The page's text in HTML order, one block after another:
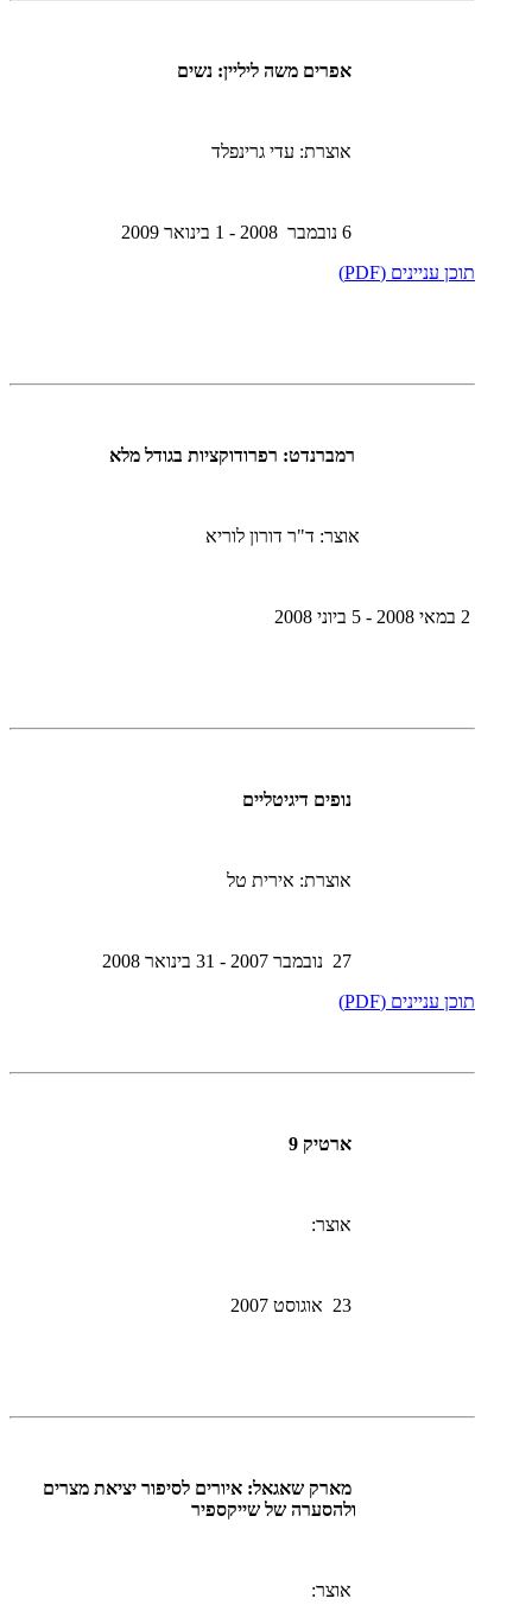
אפרים משה ליליין: נשים
אוצרת: עדי גרינפלד
תוכן עניינים (PDF)
רמברנדט: רפרודוקציות בגודל מלא
אוצר: ד"ר דורון לוריא
נופים דיגיטליים
אוצרת: אירית טל
תוכן עניינים (PDF)
ארטיק 9
אוצר:
מארק שאגאל: איורים לסיפור יציאת מצרים
ולהסערה של שייקספיר
אוצר: